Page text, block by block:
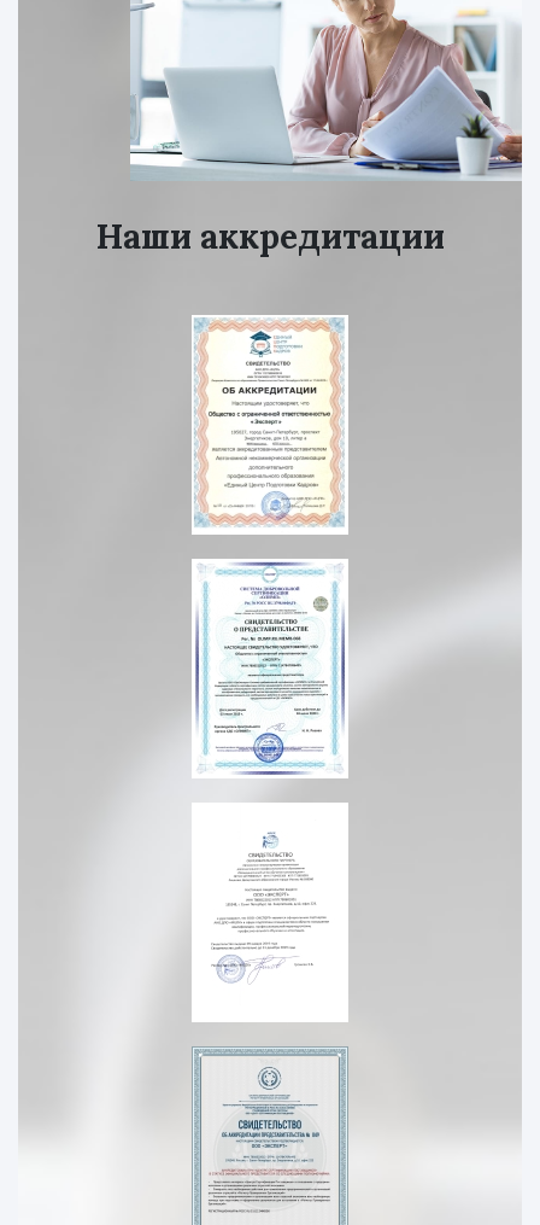
Наши аккредитации